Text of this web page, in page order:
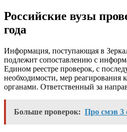
Российские вузы
года
Информация, поступающая в
подлежит сопоставлению с
Едином реестре проверок, с
необходимости, мер реагирования
органами. Ответственный за
Больше проверок: Про смэв 3